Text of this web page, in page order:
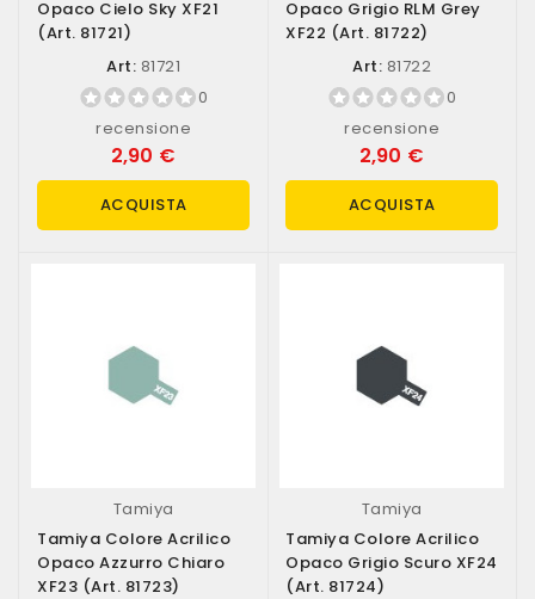
Opaco Cielo Sky XF21
(art. 81721)
Art: 81721
0
recensione
2,90 €
ACQUISTA
Opaco Grigio RLM Grey
XF22 (art. 81722)
Art: 81722
0
recensione
2,90 €
ACQUISTA
Tamiya
Tamiya Colore Acrilico
Opaco Azzurro Chiaro
XF23 (art. 81723)
Tamiya
Tamiya Colore Acrilico
Opaco Grigio Scuro XF24
(art. 81724)